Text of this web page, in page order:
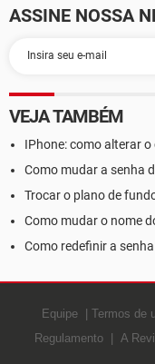
ASSINE NOSSA
VEJA TAMBÉM
IPhone: como alterar o
Como mudar a senha
Trocar o plano de
Como mudar o nome
Como redefinir a
Equipe Termos de
Regulamento
A